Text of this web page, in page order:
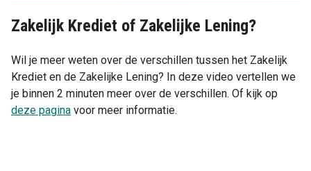
Zakelijk Krediet of Zakelijke Lening?
Wil je meer weten over de verschillen tussen het Zakelijk
Krediet en de Zakelijke Lening? In deze video vertellen we
je binnen 2 minuten meer over de verschillen. Of kijk op
deze pagina voor meer informatie.